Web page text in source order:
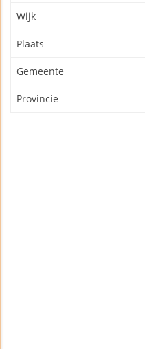
Wijk
Plaats
Gemeente
Provincie